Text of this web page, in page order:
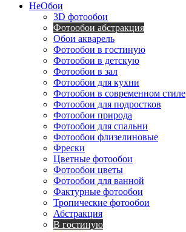
НеОбои
3D фотообои
Фотообои абстракция
Обои акварель
Фотообои в гостиную
Фотообои в детскую
Фотообои в зал
Фотообои для кухни
Фотообои в современном стиле
Фотообои для подростков
Фотообои природа
Фотообои для спальни
Фотообои флизелиновые
Фрески
Цветные фотообои
Фотообои цветы
Фотообои для ванной
Фактурные фотообои
Тропические фотообои
Абстракция
В гостиную